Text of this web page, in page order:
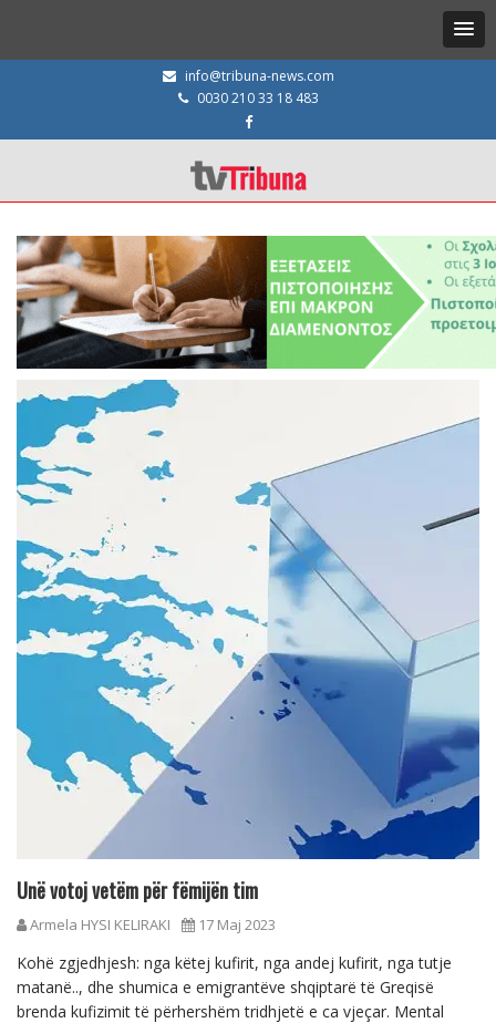
info@tribuna-news.com
0030 210 33 18 483
Unë votoj vetëm për fëmijën tim
Armela HYSI KELIRAKI 17 Maj 2023
Kohë zgjedhjesh: nga këtej kufirit, nga andej kufirit, nga tutje
matanë.., dhe shumica e emigrantëve shqiptarë të Greqisë
brenda kufizimit të përhershëm tridhjetë e ca vjeçar. Mental